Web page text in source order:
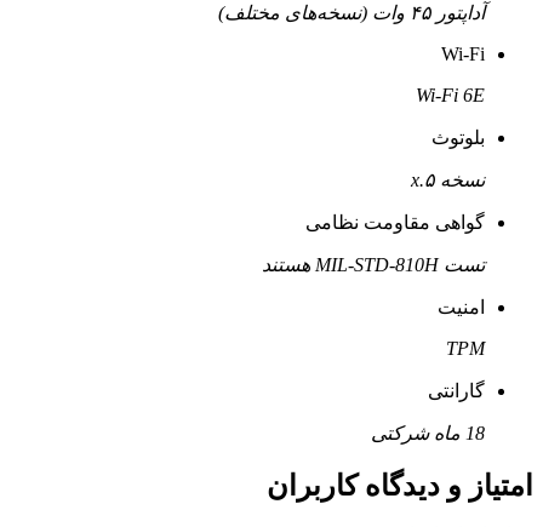
آداپتور ۴۵ وات (نسخه‌های مختلف)
Wi-Fi
Wi-Fi 6E
بلوتوث
نسخه ۵.x
گواهی مقاومت نظامی
تست MIL-STD-810H هستند
امنیت
TPM
گارانتی
18 ماه شرکتی
امتیاز و دیدگاه کاربران